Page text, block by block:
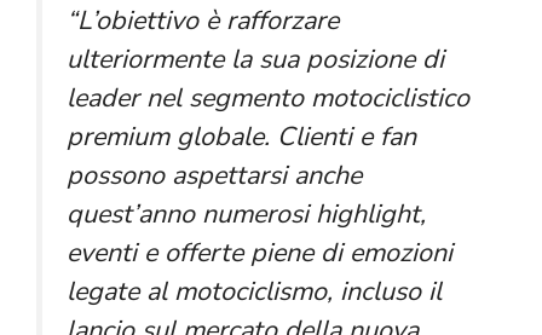
“L’obiettivo è rafforzare
ulteriormente la sua posizione di
leader nel segmento motociclistico
premium globale. Clienti e fan
possono aspettarsi anche
quest’anno numerosi highlight,
eventi e offerte piene di emozioni
legate al motociclismo, incluso il